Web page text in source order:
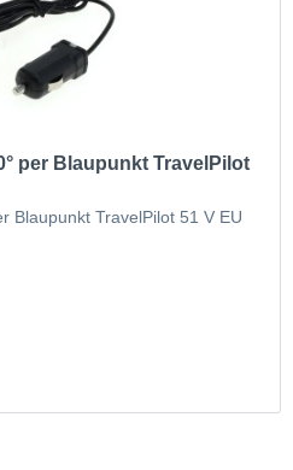
per Blaupunkt TravelPilot
Blaupunkt TravelPilot 51 V EU